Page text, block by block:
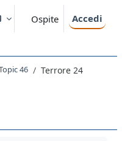
Ospite Accedi
46 Terrore 24